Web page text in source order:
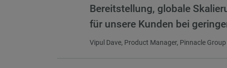
Bereitstellung, globale
für unsere Kunden bei
Vipul Dave, Product Manager, Pinnacle Group